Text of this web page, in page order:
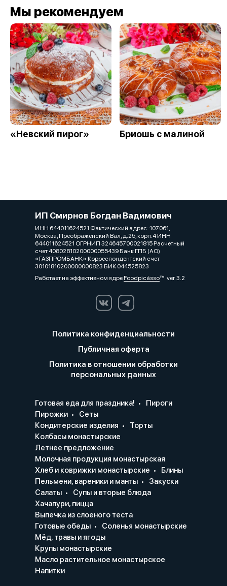
Мы рекомендуем
«Невский пирог» Бриошь с малиной
ИП Смирнов Богдан Вадимович
ИНН 644011624521 Фактический адрес: 107061,
Москва, Преображенский Вал, д.25, корп.4 ИНН
644011624521 ОГРНИП 324645700021815 Расчетный
счет 40802810200000055439 Банк ГПБ (АО)
«ГАЗПРОМБАНК» Корреспондентский счет
30101810200000000823 БИК 044525823
Работает на эффективном ядреFoodpicássover. 3.2
Политика конфиденциальности
Публичная оферта
Политика в отношении обработки
персональных данных
Готовая еда для праздника!
Пироги
Пирожки
Сеты
Кондитерские изделия
Торты
Колбасы монастырские
Летнее предложение
Молочная продукция монастырская
Хлеб и коврижки монастырские
Блины
Пельмени, вареники и манты
Закуски
Салаты
Супы и вторые блюда
Хачапури, пицца
Выпечка из слоеного теста
Готовые обеды
Соленья монастырские
Мёд, травы и ягоды
Крупы монастырские
Масло растительное монастырское
Напитки